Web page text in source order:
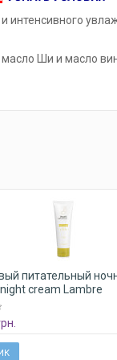
интенсивного
Ши и масло
питательный
cream Lambre